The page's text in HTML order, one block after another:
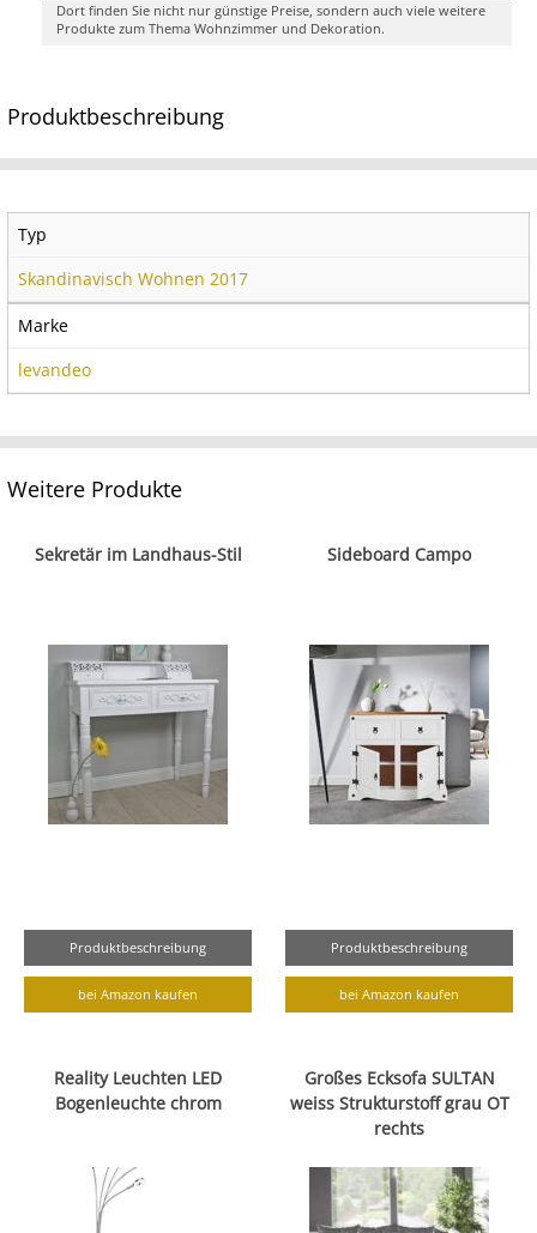
Dort finden Sie nicht nur günstige Preise, sondern auch viele weitere
Produkte zum Thema Wohnzimmer und Dekoration.
Produktbeschreibung
Typ
Skandinavisch Wohnen 2017
Marke
levandeo
Weitere Produkte
Sekretär im Landhaus-Stil
Produktbeschreibung
bei Amazon kaufen
Sideboard Campo
Produktbeschreibung
bei Amazon kaufen
Reality Leuchten LED
Bogenleuchte chrom
Großes Ecksofa SULTAN
weiss Strukturstoff grau OT
rechts